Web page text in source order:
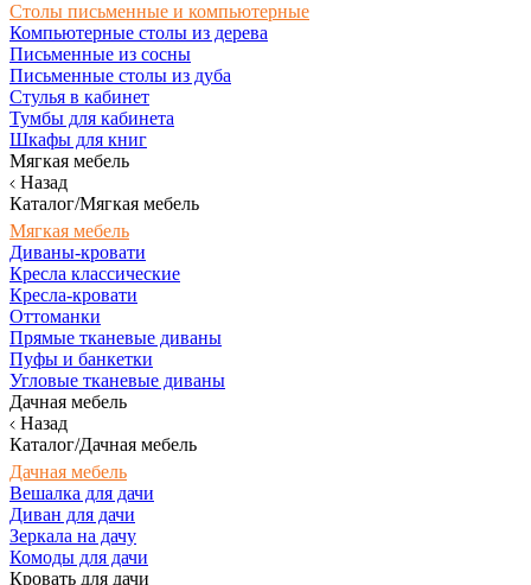
Столы письменные и компьютерные
Компьютерные столы из дерева
Письменные из сосны
Письменные столы из дуба
Стулья в кабинет
Тумбы для кабинета
Шкафы для книг
Мягкая мебель
Назад
Каталог/Мягкая мебель
Мягкая мебель
Диваны-кровати
Кресла классические
Кресла-кровати
Оттоманки
Прямые тканевые диваны
Пуфы и банкетки
Угловые тканевые диваны
Дачная мебель
Назад
Каталог/Дачная мебель
Дачная мебель
Вешалка для дачи
Диван для дачи
Зеркала на дачу
Комоды для дачи
Кровать для дачи